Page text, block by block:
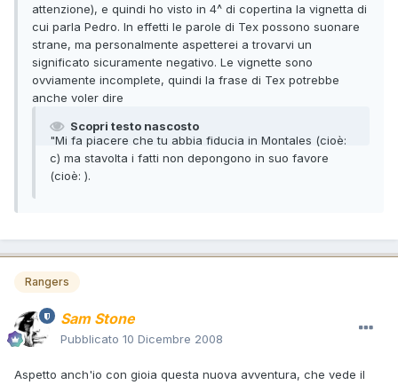
attenzione), e quindi ho visto in 4^ di copertina la vignetta di
cui parla Pedro. In effetti le parole di Tex possono suonare
strane, ma personalmente aspetterei a trovarvi un
significato sicuramente negativo. Le vignette sono
ovviamente incomplete, quindi la frase di Tex potrebbe
anche voler dire
Scopri testo nascosto
"Mi fa piacere che tu abbia fiducia in Montales (cioè:
c) ma stavolta i fatti non depongono in suo favore
(cioè: ).
Rangers
Sam Stone
Pubblicato 10 Dicembre 2008
Aspetto anch'io con gioia questa nuova avventura, che vede il